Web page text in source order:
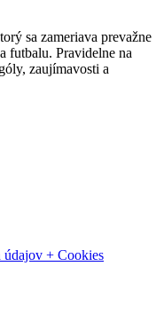
sa zameriava prevažne
futbalu. Pravidelne na
zaujímavosti a
údajov + Cookies